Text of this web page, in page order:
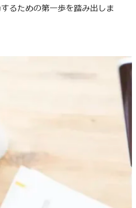
るための第一歩を踏み出しま